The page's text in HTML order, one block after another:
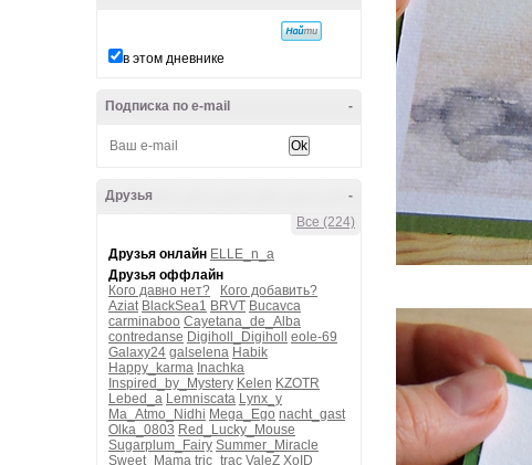
в этом дневнике
-
Подписка по e-mail
-
Друзья
Все (224)
Друзья онлайн ELLE_n_a
Друзья оффлайн
Кого давно нет?
Кого добавить?
Aziat BlackSea1 BRVT Bucavca
carminaboo Cayetana_de_Alba
contredanse Digiholl_Digiholl
eole-69
Galaxy24 galselena Habik
Happy_karma Inachka
Inspired_by_Mystery Kelen KZOTR
Lebed_a Lemniscata Lynx_y
Ma_Atmo_Nidhi Mega_Ego nacht_gast
Olka_0803 Red_Lucky_Mouse
Sugarplum_Fairy Summer_Miracle
Sweet_Mama tric_trac ValeZ XoID